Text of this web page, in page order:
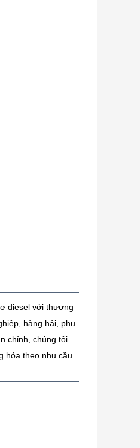
diesel với thương
hàng hải, phụ
chỉnh, chúng tôi
hóa theo nhu cầu